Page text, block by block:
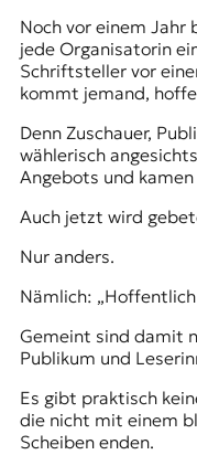
Noch vor einem Jahr
jede Organisatorin
Schriftsteller vor
kommt jemand,
Denn Zuschauer,
wählerisch
Angebots und
Auch jetzt wird
Nur anders.
Nämlich:
Gemeint sind damit
Publikum und
Es gibt praktisch
die nicht mit einem
Scheibenenden.